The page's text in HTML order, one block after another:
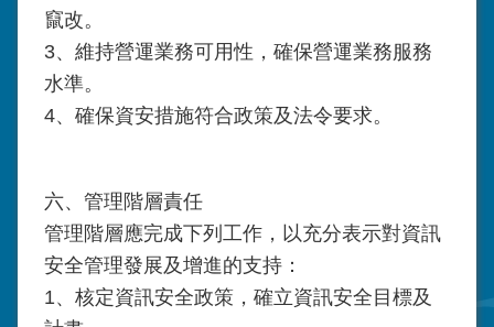
竄改。
3、維持營運業務可用性，確保營運業務服務
水準。
4、確保資安措施符合政策及法令要求。
六、管理階層責任
管理階層應完成下列工作，以充分表示對資訊
安全管理發展及增進的支持：
1、核定資訊安全政策，確立資訊安全目標及